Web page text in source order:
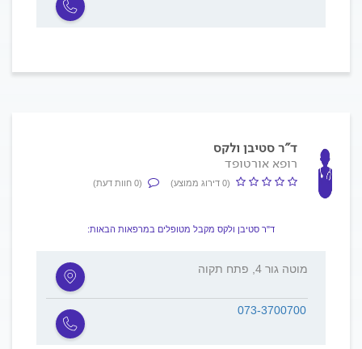
ד"ר סטיבן ולקס
רופא אורטופד
(0 דירוג ממוצע) (0 חוות דעת)
ד"ר סטיבן ולקס מקבל מטופלים במרפאות הבאות:
מוטה גור 4, פתח תקוה
073-3700700